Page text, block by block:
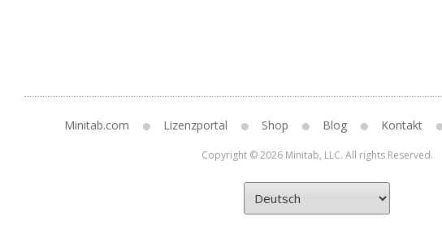
Minitab.com Lizenzportal Shop Blog Kontakt
Copyright © 2026 Minitab, LLC. All rights Reserved.